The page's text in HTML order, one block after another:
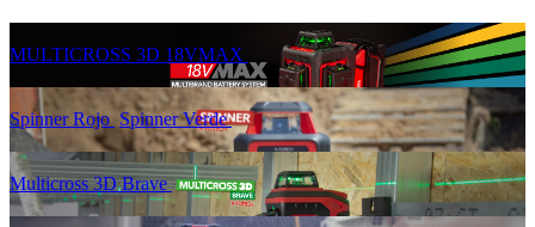
MULTICROSS 3D 18VMAX
Spinner Rojo Spinner Verde
Multicross 3D Brave